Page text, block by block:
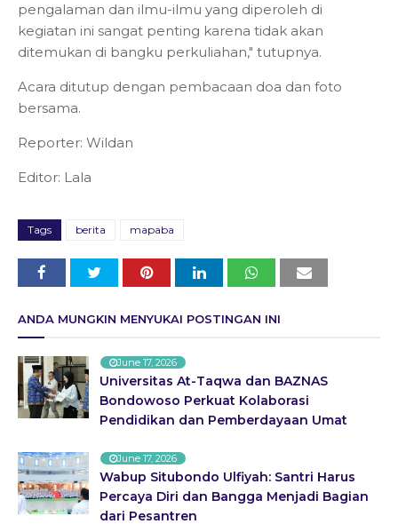
pengalaman dan ilmu-ilmu yang diperoleh di
kegiatan ini sangat penting karena tidak akan
ditemukan di bangku perkuliahan," tutupnya.
Acara ditutup dengan pembacaan doa dan foto
bersama.
Reporter: Wildan
Editor: Lala
Tags berita mapaba
ANDA MUNGKIN MENYUKAI POSTINGAN INI
June 17, 2026
Universitas At-Taqwa dan BAZNAS
Bondowoso Perkuat Kolaborasi
Pendidikan dan Pemberdayaan Umat
June 17, 2026
Wabup Situbondo Ulfiyah: Santri Harus
Percaya Diri dan Bangga Menjadi Bagian
dari Pesantren